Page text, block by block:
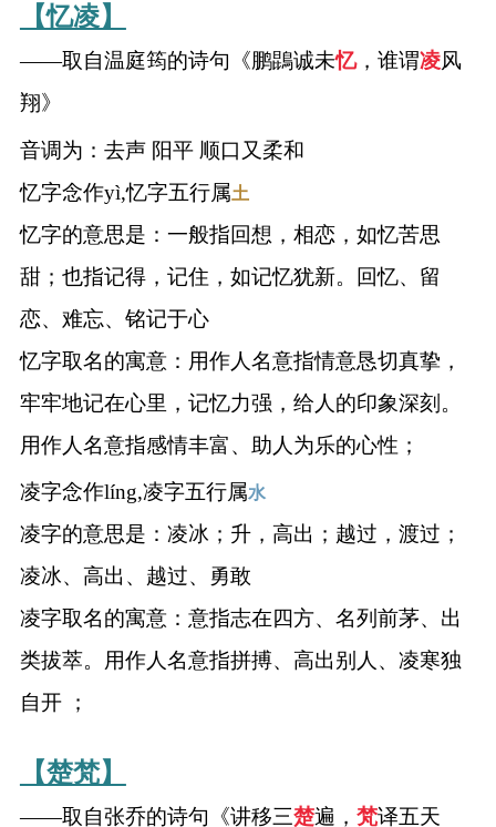
【忆凌】
——取自温庭筠的诗句《鹏鵾诚未忆，谁谓凌风
翔》
音调为：去声 阳平 顺口又柔和
忆字念作yì,忆字五行属土
忆字的意思是：一般指回想，相恋，如忆苦思
甜；也指记得，记住，如记忆犹新。回忆、留
恋、难忘、铭记于心
忆字取名的寓意：用作人名意指情意恳切真挚，
牢牢地记在心里，记忆力强，给人的印象深刻。
用作人名意指感情丰富、助人为乐的心性；
凌字念作líng,凌字五行属水
凌字的意思是：凌冰；升，高出；越过，渡过；
凌冰、高出、越过、勇敢
凌字取名的寓意：意指志在四方、名列前茅、出
类拔萃。用作人名意指拼搏、高出别人、凌寒独
自开 ；
【楚梵】
——取自张乔的诗句《讲移三楚遍， 梵译五天